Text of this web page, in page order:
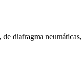
diafragma